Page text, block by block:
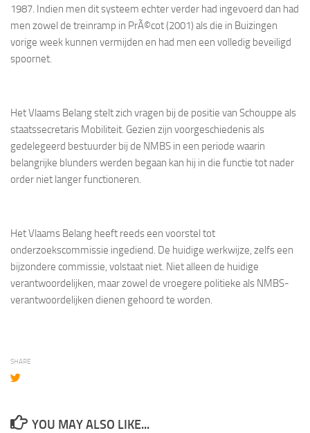
1987. Indien men dit systeem echter verder had ingevoerd dan had
men zowel de treinramp in PrÃ©cot (2001) als die in Buizingen
vorige week kunnen vermijden en had men een volledig beveiligd
spoornet.
Het Vlaams Belang stelt zich vragen bij de positie van Schouppe als
staatssecretaris Mobiliteit. Gezien zijn voorgeschiedenis als
gedelegeerd bestuurder bij de NMBS in een periode waarin
belangrijke blunders werden begaan kan hij in die functie tot nader
order niet langer functioneren.
Het Vlaams Belang heeft reeds een voorstel tot
onderzoekscommissie ingediend. De huidige werkwijze, zelfs een
bijzondere commissie, volstaat niet. Niet alleen de huidige
verantwoordelijken, maar zowel de vroegere politieke als NMBS-
verantwoordelijken dienen gehoord te worden.
SHARE
YOU MAY ALSO LIKE...